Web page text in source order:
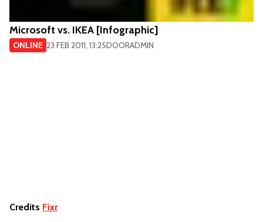
Microsoft vs. IKEA [Infographic]
ONLINE 23 FEB 2011, 13:25DOORADMIN
Credits Fixr